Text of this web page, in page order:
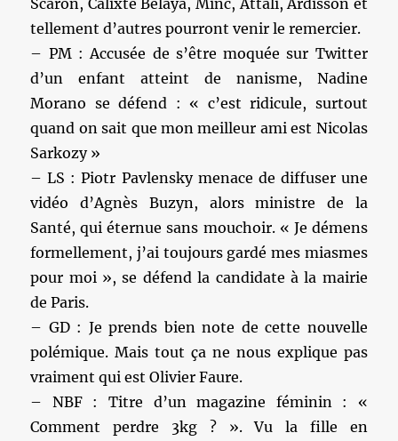
tellement d’autres pourront venir le remercier.
– PM : Accusée de s’être moquée sur Twitter
d’un enfant atteint de nanisme, Nadine
Morano se défend : « c’est ridicule, surtout
quand on sait que mon meilleur ami est Nicolas
Sarkozy »
– LS : Piotr Pavlensky menace de diffuser une
vidéo d’Agnès Buzyn, alors ministre de la
Santé, qui éternue sans mouchoir. « Je démens
formellement, j’ai toujours gardé mes miasmes
pour moi », se défend la candidate à la mairie
de Paris.
– GD : Je prends bien note de cette nouvelle
polémique. Mais tout ça ne nous explique pas
vraiment qui est Olivier Faure.
– NBF : Titre d’un magazine féminin : «
Comment perdre 3kg ? ». Vu la fille en